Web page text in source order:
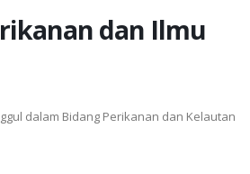
dan Ilmu
dalam Bidang Perikanan dan Kelautan